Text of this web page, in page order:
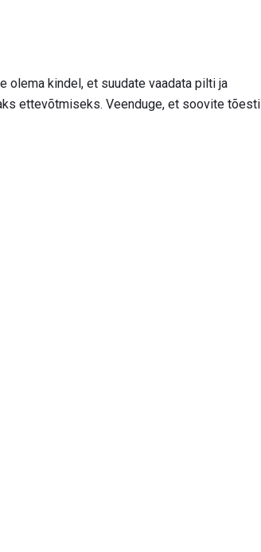
olema kindel, et suudate vaadata pilti ja
ettevõtmiseks. Veenduge, et soovite tõesti